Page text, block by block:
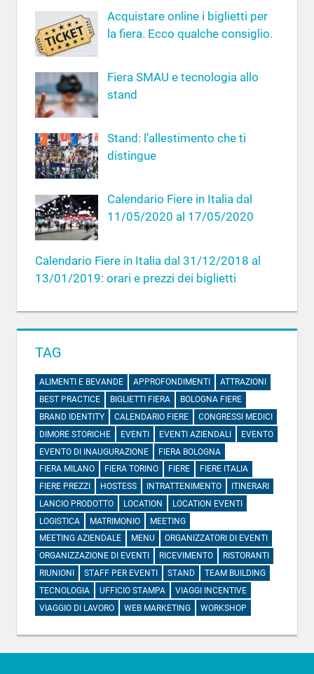
a
p
e
r
Acquistare online i biglietti per
la fiera. Ecco qualche consiglio.
Fiera SMAU e tecnologia allo
stand
Stand: l’allestimento che ti
distingue
Calendario Fiere in Italia dal
11/05/2020 al 17/05/2020
Calendario Fiere in Italia dal 31/12/2018 al
13/01/2019: orari e prezzi dei biglietti
TAG
ALIMENTI E BEVANDE APPROFONDIMENTI
ATTRAZIONI
BEST PRACTICE
BIGLIETTI FIERA
BOLOGNA FIERE
BRAND IDENTITY
CALENDARIO FIERE
CONGRESSI MEDICI
DIMORE STORICHE
EVENTI EVENTI AZIENDALI
EVENTO
EVENTO DI INAUGURAZIONE
FIERA BOLOGNA
FIERA MILANO
FIERA TORINO FIERE
FIERE ITALIA
FIERE PREZZI
HOSTESS INTRATTENIMENTO
ITINERARI
LANCIO PRODOTTO
LOCATION
LOCATION EVENTI
LOGISTICA
MATRIMONIO
MEETING
MEETING AZIENDALE
MENU
ORGANIZZATORI DI EVENTI
ORGANIZZAZIONE DI EVENTI
RICEVIMENTO
RISTORANTI
RIUNIONI
STAFF PER EVENTI STAND
TEAM BUILDING
TECNOLOGIA
UFFICIO STAMPA
VIAGGI INCENTIVE
VIAGGIO DI LAVORO
WEB MARKETING WORKSHOP